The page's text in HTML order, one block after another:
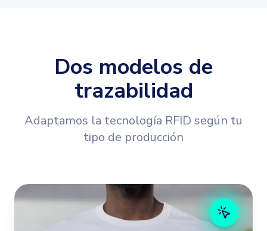
Dos modelos de
trazabilidad
Adaptamos la tecnología RFID según tu
tipo de producción
Trazabilidad Individual